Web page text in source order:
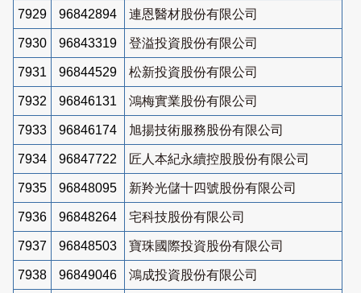
7929 96842894 連恩醫材股份有限公司
7930 96843319 登溢投資股份有限公司
7931 96844529 松新投資股份有限公司
7932 96846131 鴻梅實業股份有限公司
7933 96846174 旭揚技術服務股份有限公司
7934 96847722 匠人本紀永續控股股份有限公司
7935 96848095 新羚光儲十四號股份有限公司
7936 96848264 宅科技股份有限公司
7937 96848503 寶珠國際投資股份有限公司
7938 96849046 鴻成投資股份有限公司